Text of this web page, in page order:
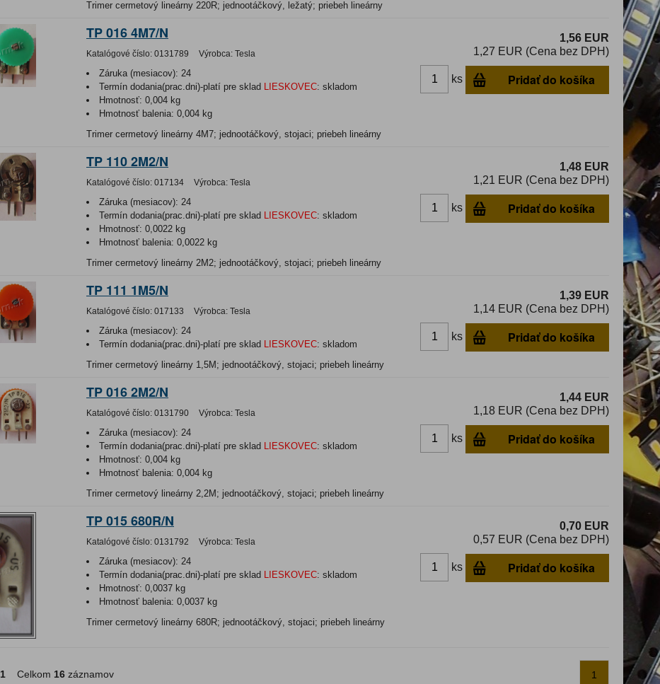
Trimer cermetový lineárny 220R; jednootáčkový, ležatý; priebeh lineárny
TP 016 4M7/N
Katalógové číslo: 0131789 Výrobca: Tesla
Záruka (mesiacov): 24
Termín dodania(prac.dni)-platí pre sklad LIESKOVEC: skladom
Hmotnosť: 0,004 kg
Hmotnosť balenia: 0,004 kg
Trimer cermetový lineárny 4M7; jednootáčkový, stojaci; priebeh lineárny
1,56 EUR
1,27 EUR (Cena bez DPH)
ks Pridať do košíka
TP 110 2M2/N
Katalógové číslo: 017134 Výrobca: Tesla
Záruka (mesiacov): 24
Termín dodania(prac.dni)-platí pre sklad LIESKOVEC: skladom
Hmotnosť: 0,0022 kg
Hmotnosť balenia: 0,0022 kg
Trimer cermetový lineárny 2M2; jednootáčkový, stojaci; priebeh lineárny
1,48 EUR
1,21 EUR (Cena bez DPH)
ks Pridať do košíka
TP 111 1M5/N
Katalógové číslo: 017133 Výrobca: Tesla
Záruka (mesiacov): 24
Termín dodania(prac.dni)-platí pre sklad LIESKOVEC: skladom
Trimer cermetový lineárny 1,5M; jednootáčkový, stojaci; priebeh lineárny
1,39 EUR
1,14 EUR (Cena bez DPH)
ks Pridať do košíka
TP 016 2M2/N
Katalógové číslo: 0131790 Výrobca: Tesla
Záruka (mesiacov): 24
Termín dodania(prac.dni)-platí pre sklad LIESKOVEC: skladom
Hmotnosť: 0,004 kg
Hmotnosť balenia: 0,004 kg
Trimer cermetový lineárny 2,2M; jednootáčkový, stojaci; priebeh lineárny
1,44 EUR
1,18 EUR (Cena bez DPH)
ks Pridať do košíka
TP 015 680R/N
Katalógové číslo: 0131792 Výrobca: Tesla
Záruka (mesiacov): 24
Termín dodania(prac.dni)-platí pre sklad LIESKOVEC: skladom
Hmotnosť: 0,0037 kg
Hmotnosť balenia: 0,0037 kg
Trimer cermetový lineárny 680R; jednootáčkový, stojaci; priebeh lineárny
0,70 EUR
0,57 EUR (Cena bez DPH)
ks Pridať do košíka
1 Celkom 16 záznamov 1